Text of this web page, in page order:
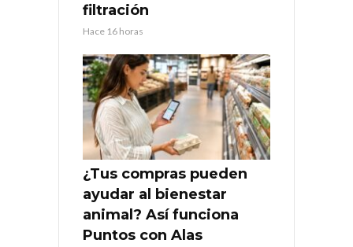
filtración
Hace 16 horas
¿Tus compras pueden
ayudar al bienestar
animal? Así funciona
Puntos con Alas